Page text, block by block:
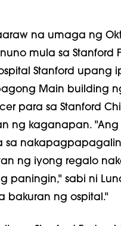
na umaga ng
mula sa Stanford
Stanford
Main building
para sa Stanford
ng kaganapan.
sa
ng iyong regalo
paningin," sabi ni
bakuran ng ospital."